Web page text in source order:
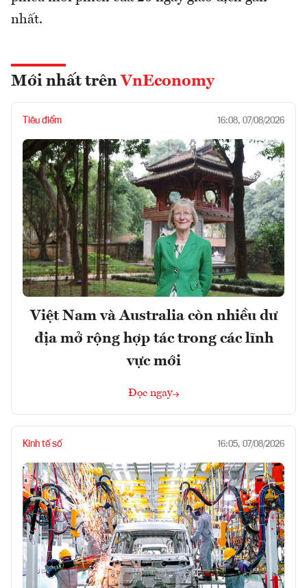
nhất.
Mới nhất trên VnEconomy
Tiêu điểm 16:08, 07/08/2026
Việt Nam và Australia còn nhiều dư
địa mở rộng hợp tác trong các lĩnh
vực mới
Đọc ngay
Kinh tế số 16:05, 07/08/2026